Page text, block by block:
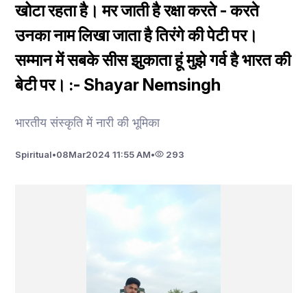
खोटा रहता है। मर जाती है रक्षा करते - करते
उनका नाम लिखा जाता है तिरंगे की पेटी पर।
सम्मान में सबके सीस झुकाता हूं मुझे गर्व है भारत की
बेटी पर। :- Shayar Nemsingh
भारतीय संस्कृति में नारी की भूमिका
Spiritual•08Mar2024 11:55 AM• 293